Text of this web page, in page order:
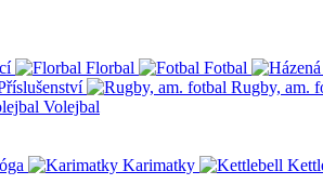
Florbal Fotbal
Rugby, am.
Volejbal
Karimatky